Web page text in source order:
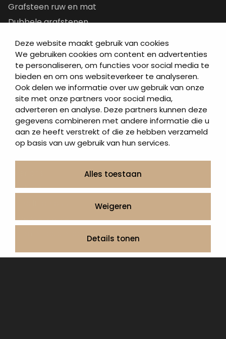
Deze website maakt gebruik van cookies
We gebruiken cookies om content en advertenties
te personaliseren, om functies voor social media te
bieden en om ons websiteverkeer te analyseren.
Ook delen we informatie over uw gebruik van onze
site met onze partners voor social media,
adverteren en analyse. Deze partners kunnen deze
gegevens combineren met andere informatie die u
aan ze heeft verstrekt of die ze hebben verzameld
op basis van uw gebruik van hun services.
Alles toestaan
Weigeren
Details tonen
Grafsteen ruw en mat
Dubbele grafstenen
Letterplaten
Grafzerken kopen
Direct naar
Grafstenen
As artikelen
Urngrafmonumenten
Informatie
Contact
Onze werkwijze
Urnen en as sieraden webshop
Volg ons op: